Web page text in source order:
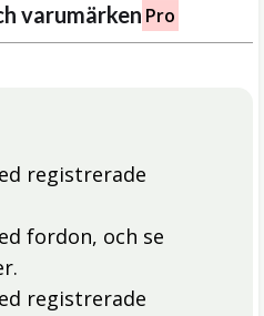
varumärken Pro
registrerade
fordon, och se
registrerade